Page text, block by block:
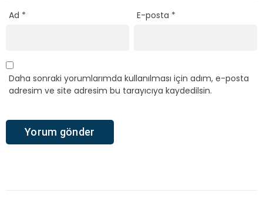
Ad * E-posta *
Daha sonraki yorumlarımda kullanılması için adım, e-posta
adresim ve site adresim bu tarayıcıya kaydedilsin.